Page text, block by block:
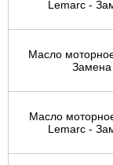
Lemarc -
Масло
Замена
Масло
Lemarc -